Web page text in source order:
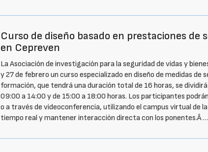
Curso de diseño basado en prestaciones de
en Cepreven
La Asociación de investigación para la seguridad de vidas y
y 27 de febrero un curso especializado en diseño de medidas de
formación, que tendrá una duración total de 16 horas, se
09:00 a 14:00 y de 15:00 a 18:00 horas. Los participantes
o a través de videoconferencia, utilizando el campus virtual de
tiempo real y mantener interacción directa con los ponentes.Â